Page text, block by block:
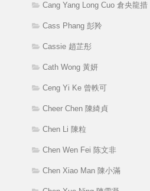
Cang Yang Long Cuo 倉央龍措
Cass Phang 彭羚
Cassie 趙芷彤
Cath Wong 黃妍
Ceng Yi Ke 曾軼可
Cheer Chen 陳綺貞
Chen Li 陳粒
Chen Wen Fei 陈文非
Chen Xiao Man 陳小滿